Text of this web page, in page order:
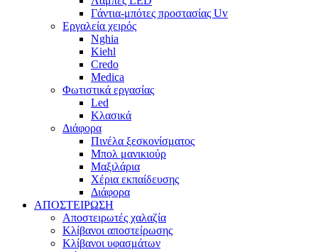
Γάντια-μπότες προστασίας Uv
Εργαλεία χειρός
Nghia
Kiehl
Credo
Medica
Φωτιστικά εργασίας
Led
Κλασικά
Διάφορα
Πινέλα ξεσκονίσματος
Μπολ μανικιούρ
Μαξιλάρια
Χέρια εκπαίδευσης
Διάφορα
ΑΠΟΣΤΕΙΡΩΣΗ
Αποστειρωτές χαλαζία
Κλίβανοι αποστείρωσης
Κλίβανοι υφασμάτων